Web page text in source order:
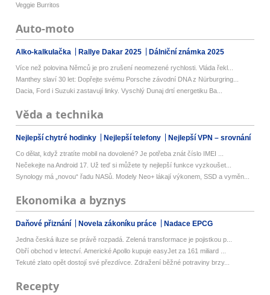
Veggie Burritos
Auto-moto
Alko-kalkulačka Rallye Dakar 2025 Dálniční známka 2025
Více než polovina Němců je pro zrušení neomezené rychlosti. Vláda řekl...
Manthey slaví 30 let: Dopřejte svému Porsche závodní DNA z Nürburgring...
Dacia, Ford i Suzuki zastavují linky. Vyschlý Dunaj drtí energetiku Ba...
Věda a technika
Nejlepší chytré hodinky Nejlepší telefony Nejlepší VPN – srovnání
Co dělat, když ztratíte mobil na dovolené? Je potřeba znát číslo IMEI ...
Nečekejte na Android 17. Už teď si můžete ty nejlepší funkce vyzkoušet...
Synology má „novou“ řadu NASů. Modely Neo+ lákají výkonem, SSD a vyměn...
Ekonomika a byznys
Daňové přiznání Novela zákoníku práce Nadace EPCG
Jedna česká iluze se právě rozpadá. Zelená transformace je pojistkou p...
Obří obchod v letectví. Americké Apollo kupuje easyJet za 161 miliard ...
Tekuté zlato opět dostojí své přezdívce. Zdražení běžné potraviny brzy...
Recepty